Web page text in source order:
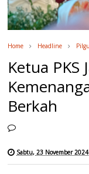
Home Headline
Ketua PKS
Berkah
Sabtu, 23 November 2024